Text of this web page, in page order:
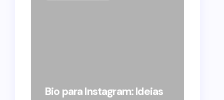
Bio para Instagram: Ideias